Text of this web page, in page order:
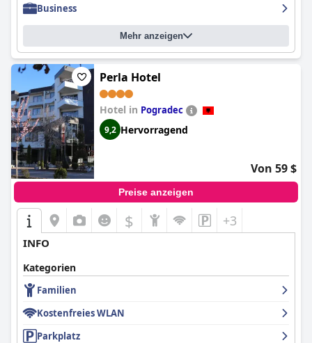
Business
Mehr anzeigen
Perla Hotel
Hotel in Pogradec
9,2 Hervorragend
Von 59 $
Preise anzeigen
$ +3
INFO
Kategorien
Familien
Kostenfreies WLAN
Parkplatz